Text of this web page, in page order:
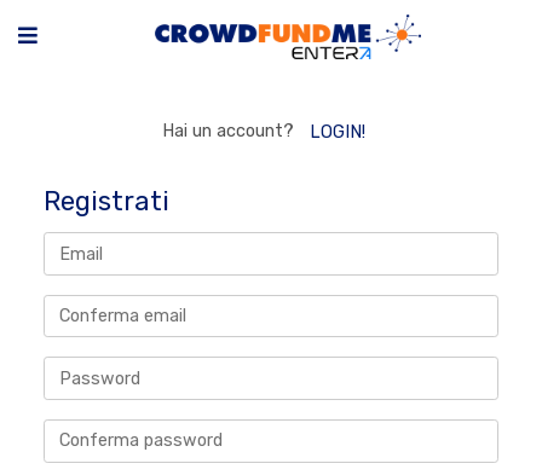
Hai un account? LOGIN!
Registrati